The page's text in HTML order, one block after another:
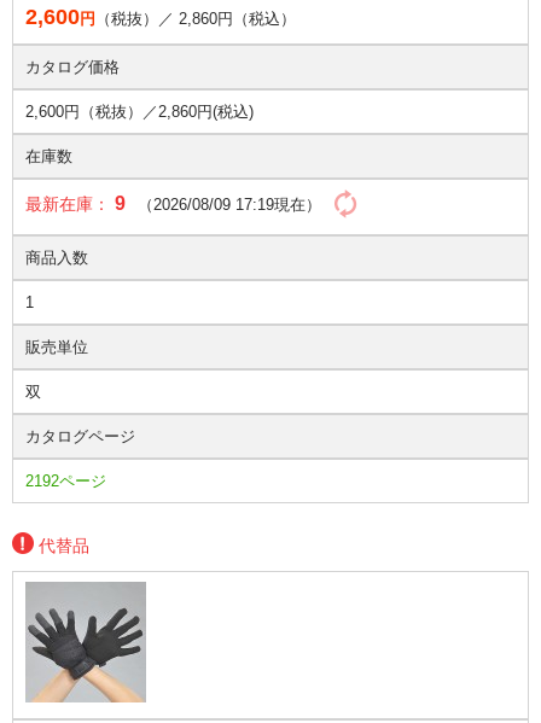
2,600円 （税抜）／ 2,860円（税込）
カタログ価格
2,600円（税抜）／2,860円(税込)
在庫数
最新在庫： 9 （2026/08/09 17:19現在）
商品入数
1
販売単位
双
カタログページ
2192ページ
代替品